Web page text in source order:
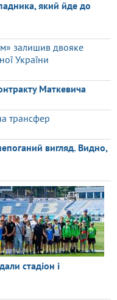
який йде до
залишив двояке
України
Маткевича
трансфер
вигляд. Видно,
стадіон і